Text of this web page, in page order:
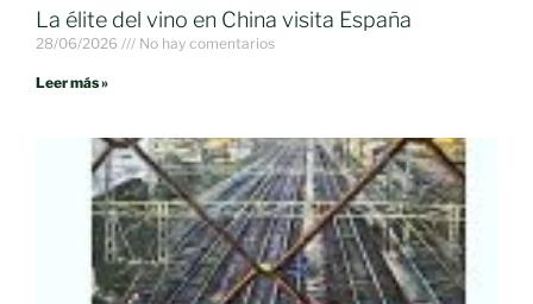
La élite del vino en China visita España
28/06/2026 No hay comentarios
Leer más »